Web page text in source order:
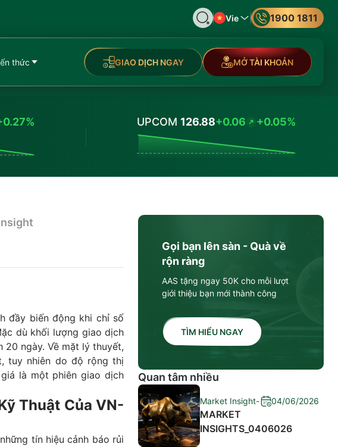
Vie 1900 1811
thức GIAO DỊCH NGAY MỞ TÀI KHOẢN
UPCOM 126.88+0.06 +0.05%
đầy biến động khi chỉ số
dù khối lượng giao dịch
ngày. Về mặt lý thuyết,
tuy nhiên do độ rộng thị
là một phiên giao dịch
Thuật Của VN-
tín hiệu cảnh báo rủi
Gọi bạn lên sàn - Quà về
rộn ràng
AAS tặng ngay 50K cho mỗi lượt
giới thiệu bạn mới thành công
TÌM HIỂU NGAY
Quan tâm nhiều
Market Insight- 04/06/2026
MARKET
INSIGHTS_0406026